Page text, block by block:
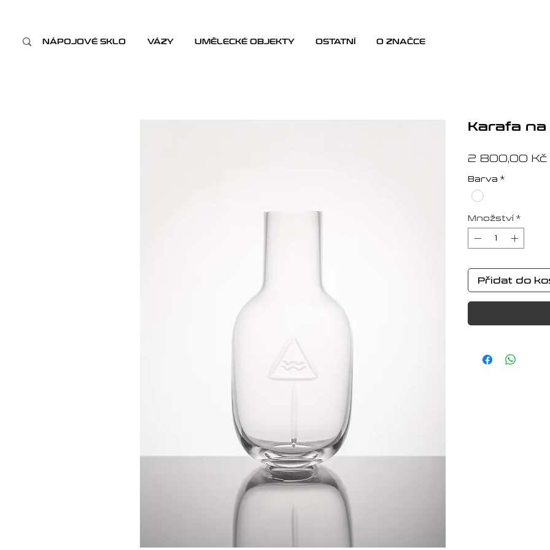
NÁPOJOVÉ SKLO VÁZY UMĚLECKÉ OBJEKTY OSTATNÍ O ZNAČCE
Karafa
2 800,00 Kč
Barva *
Množství *
Přidat do